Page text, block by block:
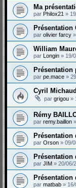
Ma
par Philox21 »
Présentation
par olivier farcy »
William
par Longin » 19/
Présentation
par pe.mace »
Cyril
par grigou »
Rémy
par remy.baillon »
Présentation
par Orson » 09/
Présentation
par JIM » 20/06/
Présentation
par matbab »